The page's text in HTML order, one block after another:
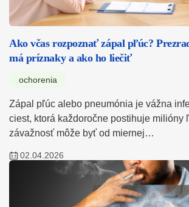
Ako včas rozpoznať zápal pľúc?
má príznaky a ako ho liečiť
ochorenia
Zápal pľúc alebo pneumónia je vážna
ciest, ktorá každoročne postihuje milióny
závažnosť môže byť od miernej…
02.04.2026